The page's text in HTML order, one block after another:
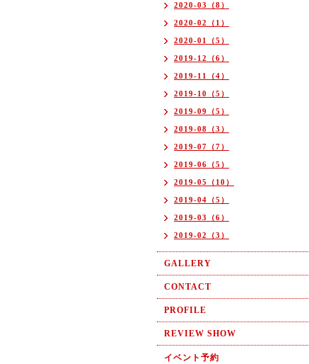
2020-03（8）
2020-02（1）
2020-01（5）
2019-12（6）
2019-11（4）
2019-10（5）
2019-09（5）
2019-08（3）
2019-07（7）
2019-06（5）
2019-05（10）
2019-04（5）
2019-03（6）
2019-02（3）
GALLERY
CONTACT
PROFILE
REVIEW SHOW
イベント予約